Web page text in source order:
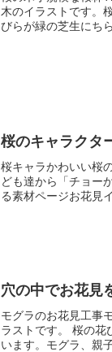
木のイラストです。
びらが緑の芝生にち
桜のキャラクタ
桜キャラかわいい桜
ども達から「チョー
る素材ページお花見
穴の中でお花見
モグラのお花見工事
ラストです。 桜の花
います。モグラ、親